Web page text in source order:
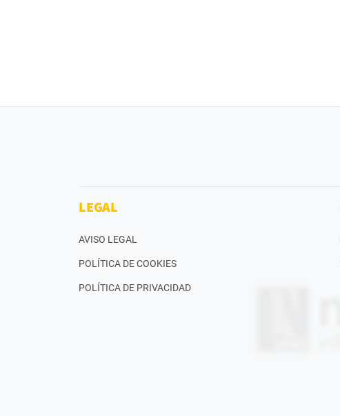
LEGAL
AVISO LEGAL
POLÍTICA DE COOKIES
POLÍTICA DE PRIVACIDAD